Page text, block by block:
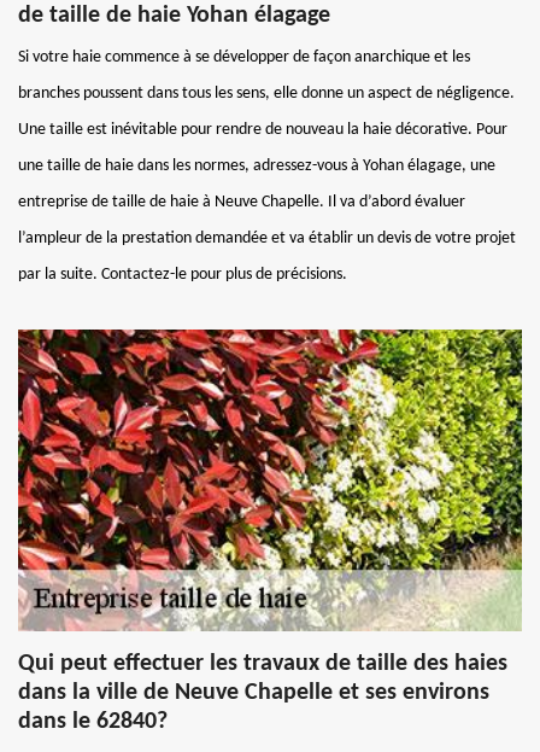
de taille de haie Yohan élagage
Si votre haie commence à se développer de façon anarchique et les
branches poussent dans tous les sens, elle donne un aspect de négligence.
Une taille est inévitable pour rendre de nouveau la haie décorative. Pour
une taille de haie dans les normes, adressez-vous à Yohan élagage, une
entreprise de taille de haie à Neuve Chapelle. Il va d’abord évaluer
l’ampleur de la prestation demandée et va établir un devis de votre projet
par la suite. Contactez-le pour plus de précisions.
Qui peut effectuer les travaux de taille des haies
dans la ville de Neuve Chapelle et ses environs
dans le 62840?